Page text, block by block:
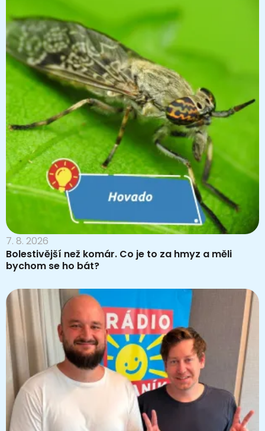
7. 8. 2026
Bolestivější než komár. Co je to za hmyz a měli
bychom se ho bát?